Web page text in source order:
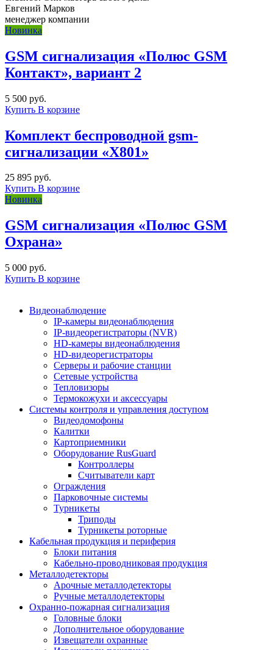
Евгений Марков
менеджер компании
Новинка
GSM сигнализация «Полюс GSM
Контакт», вариант 2
5 500 руб.
Купить В корзине
Комплект беспроводной gsm-
сигнализации «X801»
25 895 руб.
Купить В корзине
Новинка
GSM сигнализация «Полюс GSM
Охрана»
5 000 руб.
Купить В корзине
Видеонаблюдение
IP-камеры видеонаблюдения
IP-видеорегистраторы (NVR)
HD-камеры видеонаблюдения
HD-видеорегистраторы
Серверы и рабочие станции
Сетевые устройства
Тепловизоры
Термокожухи и аксессуары
Системы контроля и управления доступом
Видеодомофоны
Калитки
Картоприемники
Оборудование RusGuard
Контроллеры
Считыватели карт
Ограждения
Парковочные системы
Турникеты
Триподы
Турникеты роторные
Кабельная продукция и периферия
Блоки питания
Кабельно-проводниковая продукция
Металлодетекторы
Арочные металлодетекторы
Ручные металлодетекторы
Охранно-пожарная сигнализация
Головные блоки
Дополнительное оборудование
Извещатели охранные